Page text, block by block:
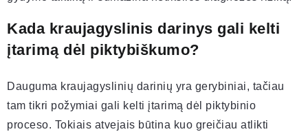
Kada kraujagyslinis darinys gali kelti
įtarimą dėl piktybiškumo?
Dauguma kraujagyslinių darinių yra gerybiniai, tačiau
tam tikri požymiai gali kelti įtarimą dėl piktybinio
proceso. Tokiais atvejais būtina kuo greičiau atlikti